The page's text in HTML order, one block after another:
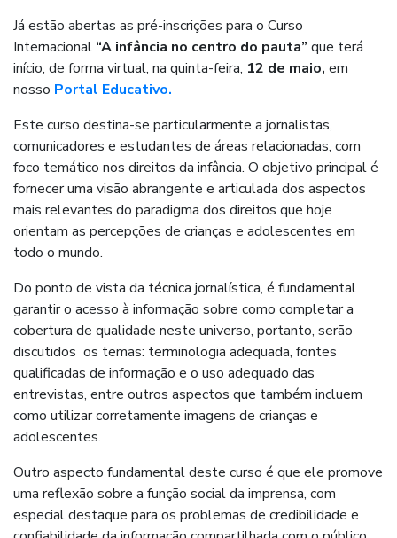
Já estão abertas as pré-inscrições para o Curso
Internacional “A infância no centro do pauta” que terá
início, de forma virtual, na quinta-feira, 12 de maio, em
nosso Portal Educativo.
Este curso destina-se particularmente a jornalistas,
comunicadores e estudantes de áreas relacionadas, com
foco temático nos direitos da infância. O objetivo principal é
fornecer uma visão abrangente e articulada dos aspectos
mais relevantes do paradigma dos direitos que hoje
orientam as percepções de crianças e adolescentes em
todo o mundo.
Do ponto de vista da técnica jornalística, é fundamental
garantir o acesso à informação sobre como completar a
cobertura de qualidade neste universo, portanto, serão
discutidos os temas: terminologia adequada, fontes
qualificadas de informação e o uso adequado das
entrevistas, entre outros aspectos que também incluem
como utilizar corretamente imagens de crianças e
adolescentes.
Outro aspecto fundamental deste curso é que ele promove
uma reflexão sobre a função social da imprensa, com
especial destaque para os problemas de credibilidade e